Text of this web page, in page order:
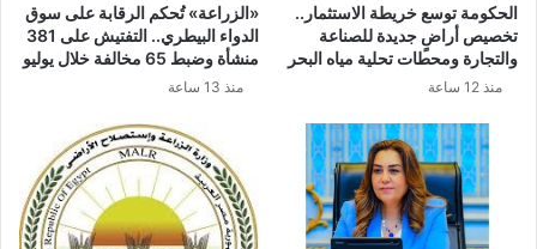
الحكومة توسع خريطة الاستثمار..
تخصيص أراضٍ جديدة للصناعة
والتجارة ومحطات تحلية مياه البحر
منذ 12 ساعة
«الزراعة» تُحكم الرقابة على سوق
الدواء البيطري.. التفتيش على 381
منشأة وضبط 65 مخالفة خلال يوليو
منذ 13 ساعة